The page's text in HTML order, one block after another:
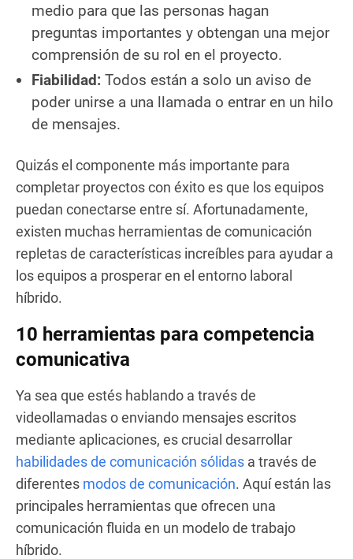
medio para que las personas hagan
preguntas importantes y obtengan una mejor
comprensión de su rol en el proyecto.
Fiabilidad: Todos están a solo un aviso de
poder unirse a una llamada o entrar en un hilo
de mensajes.
Quizás el componente más importante para
completar proyectos con éxito es que los equipos
puedan conectarse entre sí. Afortunadamente,
existen muchas herramientas de comunicación
repletas de características increíbles para ayudar a
los equipos a prosperar en el entorno laboral
híbrido.
10 herramientas para competencia
comunicativa
Ya sea que estés hablando a través de
videollamadas o enviando mensajes escritos
mediante aplicaciones, es crucial desarrollar
habilidades de comunicación sólidas a través de
diferentes modos de comunicación. Aquí están las
principales herramientas que ofrecen una
comunicación fluida en un modelo de trabajo
híbrido.